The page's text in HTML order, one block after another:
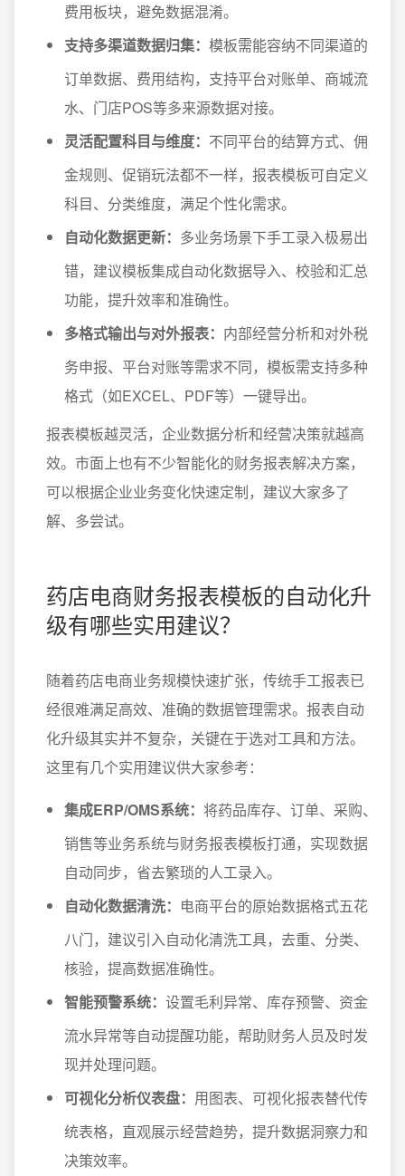
费用板块，避免数据混淆。
支持多渠道数据归集： 模板需能容纳不同渠道的
订单数据、费用结构，支持平台对账单、商城流
水、门店POS等多来源数据对接。
灵活配置科目与维度： 不同平台的结算方式、佣
金规则、促销玩法都不一样，报表模板可自定义
科目、分类维度，满足个性化需求。
自动化数据更新： 多业务场景下手工录入极易出
错，建议模板集成自动化数据导入、校验和汇总
功能，提升效率和准确性。
多格式输出与对外报表： 内部经营分析和对外税
务申报、平台对账等需求不同，模板需支持多种
格式（如EXCEL、PDF等）一键导出。
报表模板越灵活，企业数据分析和经营决策就越高
效。市面上也有不少智能化的财务报表解决方案，
可以根据企业业务变化快速定制，建议大家多了
解、多尝试。
药店电商财务报表模板的自动化升
级有哪些实用建议？
随着药店电商业务规模快速扩张，传统手工报表已
经很难满足高效、准确的数据管理需求。报表自动
化升级其实并不复杂，关键在于选对工具和方法。
这里有几个实用建议供大家参考：
集成ERP/OMS系统： 将药品库存、订单、采购、
销售等业务系统与财务报表模板打通，实现数据
自动同步，省去繁琐的人工录入。
自动化数据清洗： 电商平台的原始数据格式五花
八门，建议引入自动化清洗工具，去重、分类、
核验，提高数据准确性。
智能预警系统： 设置毛利异常、库存预警、资金
流水异常等自动提醒功能，帮助财务人员及时发
现并处理问题。
可视化分析仪表盘： 用图表、可视化报表替代传
统表格，直观展示经营趋势，提升数据洞察力和
决策效率。